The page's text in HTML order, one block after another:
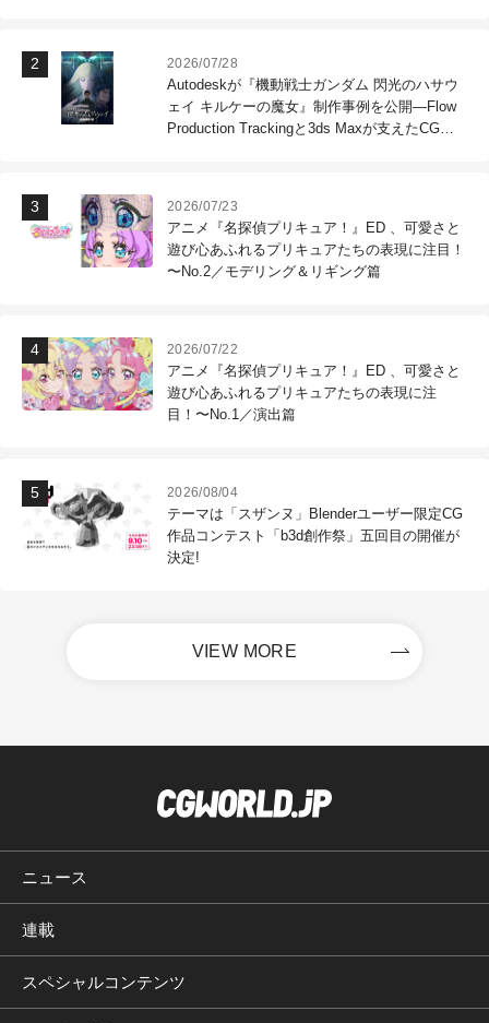
2026/07/28
Autodeskが『機動戦士ガンダム 閃光のハサウ
ェイ キルケーの魔女』制作事例を公開―Flow
Production Trackingと3ds Maxが支えたCG制
2026/07/23
アニメ『名探偵プリキュア！』ED 、可愛さと
遊び心あふれるプリキュアたちの表現に注目！
〜No.2／モデリング＆リギング篇
2026/07/22
アニメ『名探偵プリキュア！』ED 、可愛さと
遊び心あふれるプリキュアたちの表現に注
目！〜No.1／演出篇
2026/08/04
テーマは「スザンヌ」Blenderユーザー限定CG
作品コンテスト「b3d創作祭」五回目の開催が
決定!
VIEW MORE
ニュース
連載
スペシャルコンテンツ